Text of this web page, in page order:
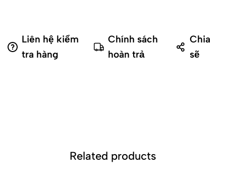
Liên hệ kiểm
tra hàng
Chính sách
hoàn trả
Chia
sẽ
Related products